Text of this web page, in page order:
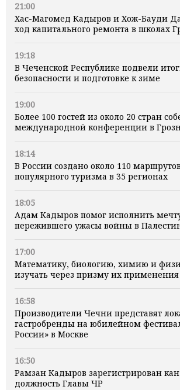
21:00
Хас-Магомед Кадыров и Хож-Бауди
ход капитального ремонта в школах
19:18
В Чеченской Республике подвели
безопасности и подготовке к зиме
19:00
Более 100 гостей из около 20 стран
международной конференции в
18:14
В России создано около 110
популярного туризма в 35 регионах
18:05
Адам Кадыров помог исполнить
пережившего ужасы войны в
17:00
Математику, биологию, химию и
изучать через призму их
16:58
Производители Чечни представят
гастробренды на юбилейном
России» в Москве
16:50
Рамзан Кадыров зарегистрирован
должность Главы ЧР